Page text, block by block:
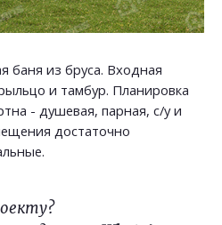
баня из бруса. Входная
и тамбур. Планировка
- душевая, парная, с/у и
достаточно